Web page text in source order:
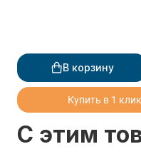
В корзину
Купить в 1 клик
C этим